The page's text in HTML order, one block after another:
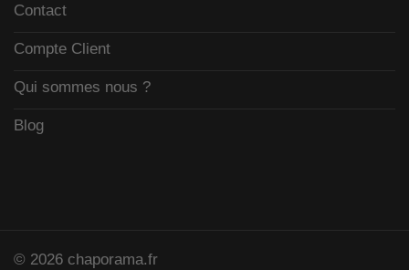
Contact
Compte Client
Qui sommes nous ?
Blog
© 2026 chaporama.fr